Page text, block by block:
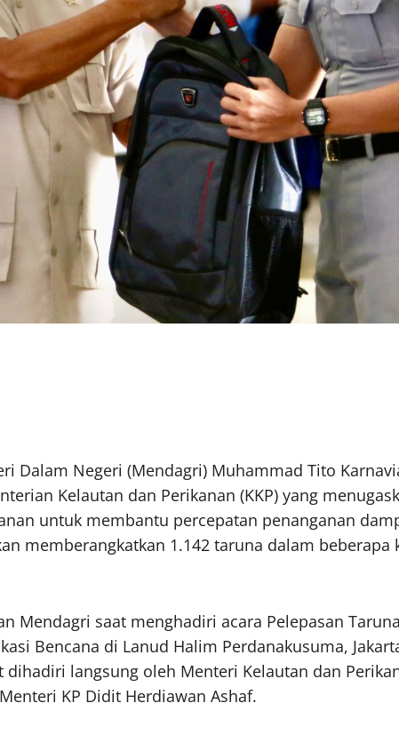
Dalam Negeri (Mendagri) Muhammad Tito
Kelautan dan Perikanan (KKP) yang
untuk membantu percepatan penanganan
memberangkatkan 1.142 taruna dalam beberapa
Mendagri saat menghadiri acara Pelepasan
Bencana di Lanud Halim Perdanakusuma,
langsung oleh Menteri Kelautan dan
KP Didit Herdiawan Ashaf.